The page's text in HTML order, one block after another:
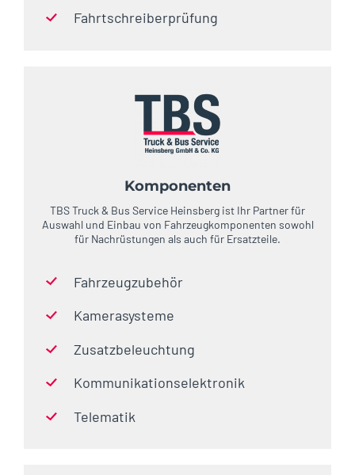
Fahrtschreiberprüfung
Komponenten
TBS Truck & Bus Service Heinsberg ist Ihr Partner für
Auswahl und Einbau von Fahrzeugkomponenten sowohl
für Nachrüstungen als auch für Ersatzteile.
Fahrzeugzubehör
Kamerasysteme
Zusatzbeleuchtung
Kommunikationselektronik
Telematik